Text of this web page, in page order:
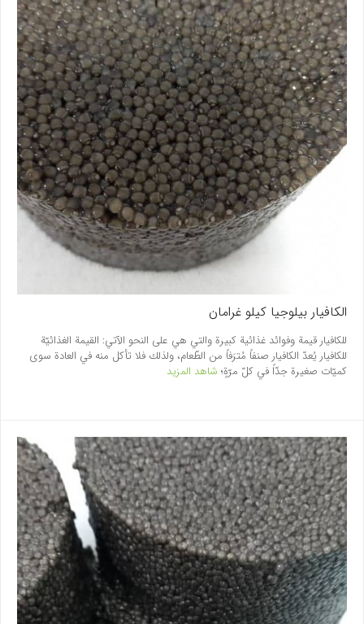
الکافيار بيلوجيا کيلو غرامان
للكافيار قيمة وفوائد غذائية كبيرة والتي هي على النحو الآتي: القيمة الغذائيّة
للكافيار يُعدّ الكافيار صنفاً مُترَفاً من الطّعام، ولذلك فلا تأكل منه في العادة سوى
كميّات صغيرة جدّاً في كلّ مرّةٍ؛ شاهد المزيد